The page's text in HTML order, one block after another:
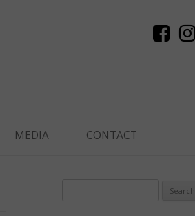
MEDIA CONTACT